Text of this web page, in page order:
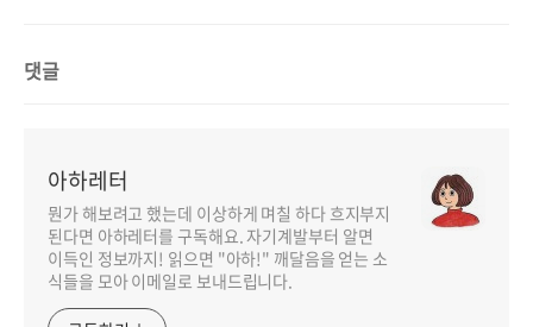
댓글
아하레터
뭔가 해보려고 했는데 이상하게 며칠 하다 흐지부지
된다면 아하레터를 구독해요. 자기계발부터 알면
이득인 정보까지! 읽으면 "아하!" 깨달음을 얻는 소
식들을 모아 이메일로 보내드립니다.